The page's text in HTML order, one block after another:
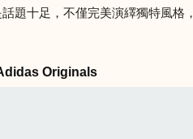
題十足，不僅完美演繹獨特風格
Originals